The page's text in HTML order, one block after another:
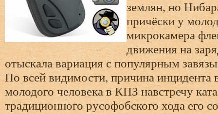
землян, но
причёски у
микрокамера
движения на
отыскала вариация с популярным
По всей видимости, причина инцидента
молодого человека в КПЗ навстречу
традиционного русофобского хода его